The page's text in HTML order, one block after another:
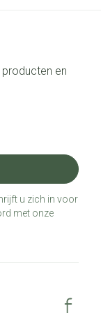
en
u zich in voor
met onze